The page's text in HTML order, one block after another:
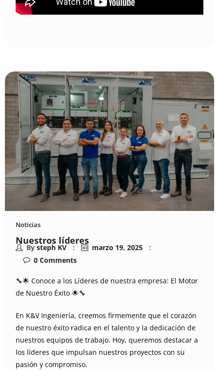
Noticias
Nuestros líderes
By steph KV
marzo 19, 2025
0 Comments
🔧🌟 Conoce a los Líderes de nuestra empresa: El Motor
de Nuestro Éxito 🌟🔧
En K&V Ingeniería, creemos firmemente que el corazón
de nuestro éxito radica en el talento y la dedicación de
nuestros equipos de trabajo. Hoy, queremos destacar a
los líderes que impulsan nuestros proyectos con su
pasión y compromiso.